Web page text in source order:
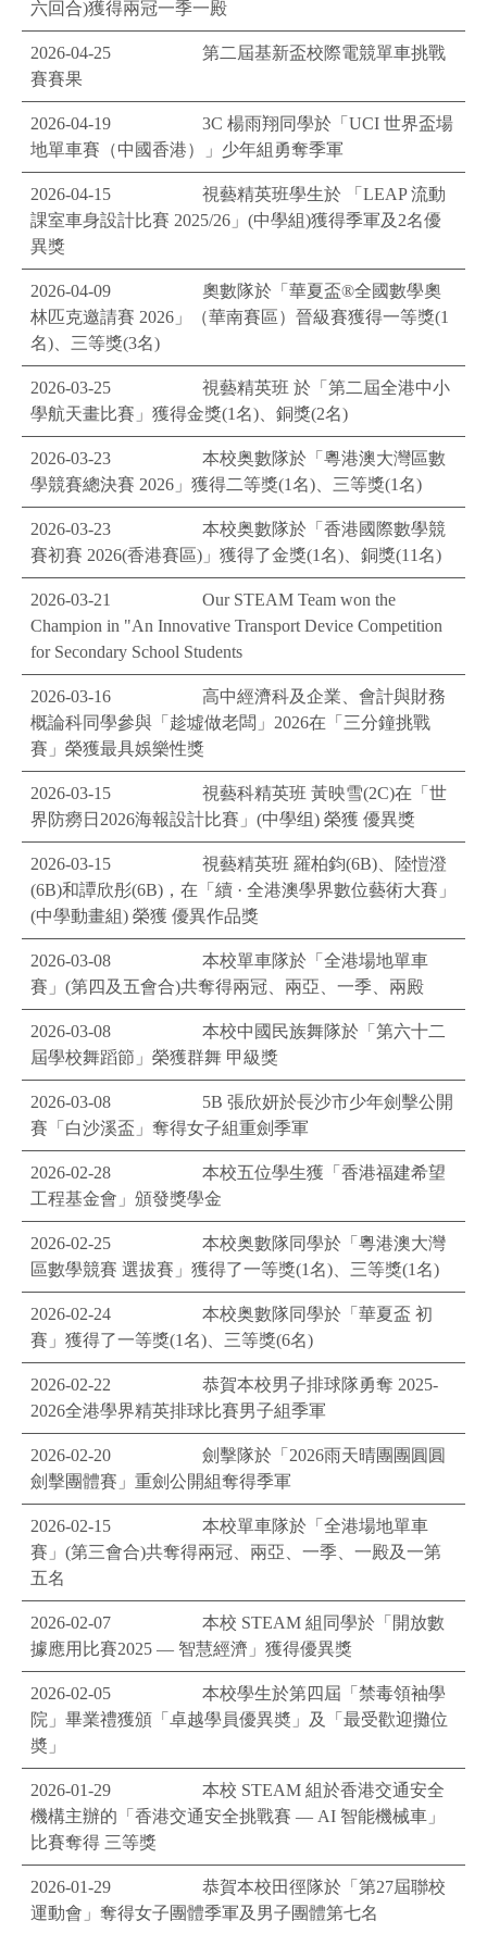
六回合)獲得兩冠一季一殿
2026-04-25
第二屆基新盃校際電競單車挑戰
賽賽果
2026-04-19
3C 楊雨翔同學於「UCI 世界盃場
地單車賽（中國香港）」少年組勇奪季軍
2026-04-15
視藝精英班學生於 「LEAP 流動
課室車身設計比賽 2025/26」(中學組)獲得季軍及2名優
異獎
2026-04-09
奧數隊於「華夏盃®️全國數學奧
林匹克邀請賽 2026」（華南賽區）晉級賽獲得一等獎(1
名)、三等獎(3名)
2026-03-25
視藝精英班 於「第二屆全港中小
學航天畫比賽」獲得金獎(1名)、銅獎(2名)
2026-03-23
本校奥數隊於「粵港澳大灣區數
學競賽總決賽 2026」獲得二等獎(1名)、三等獎(1名)
2026-03-23
本校奥數隊於「香港國際數學競
賽初賽 2026(香港賽區)」獲得了金獎(1名)、銅獎(11名)
2026-03-21
Our STEAM Team won the
Champion in "An Innovative Transport Device Competition
for Secondary School Students
2026-03-16
高中經濟科及企業、會計與財務
概論科同學參與「趁墟做老闆」2026在「三分鐘挑戰
賽」榮獲最具娛樂性獎
2026-03-15
視藝科精英班 黃映雪(2C)在「世
界防癆日2026海報設計比賽」(中學组) 榮獲 優異獎
2026-03-15
視藝精英班 羅柏鈞(6B)、陸愷澄
(6B)和譚欣彤(6B)，在「續 · 全港澳學界數位藝術大賽」
(中學動畫組) 榮獲 優異作品獎
2026-03-08
本校單車隊於「全港場地單車
賽」(第四及五會合)共奪得兩冠、兩亞、一季、兩殿
2026-03-08
本校中國民族舞隊於「第六十二
屆學校舞蹈節」榮獲群舞 甲級獎
2026-03-08
5B 張欣妍於長沙市少年劍擊公開
賽「白沙溪盃」奪得女子組重劍季軍
2026-02-28
本校五位學生獲「香港福建希望
工程基金會」頒發獎學金
2026-02-25
本校奥數隊同學於「粵港澳大灣
區數學競賽 選拔賽」獲得了一等獎(1名)、三等獎(1名)
2026-02-24
本校奥數隊同學於「華夏盃 初
賽」獲得了一等獎(1名)、三等獎(6名)
2026-02-22
恭賀本校男子排球隊勇奪 2025-
2026全港學界精英排球比賽男子組季軍
2026-02-20
劍擊隊於「2026雨天晴團團圓圓
劍擊團體賽」重劍公開組奪得季軍
2026-02-15
本校單車隊於「全港場地單車
賽」(第三會合)共奪得兩冠、兩亞、一季、一殿及一第
五名
2026-02-07
本校 STEAM 組同學於「開放數
據應用比賽2025 — 智慧經濟」獲得優異獎
2026-02-05
本校學生於第四屆「禁毒領袖學
院」畢業禮獲頒「卓越學員優異奬」及「最受歡迎攤位
奬」
2026-01-29
本校 STEAM 組於香港交通安全
機構主辦的「香港交通安全挑戰賽 — AI 智能機械車」
比賽奪得 三等獎
2026-01-29
恭賀本校田徑隊於「第27屆聯校
運動會」奪得女子團體季軍及男子團體第七名